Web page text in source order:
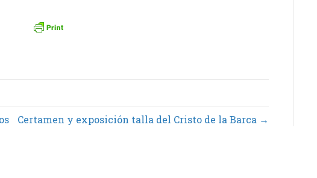
Certamen y exposición talla del Cristo de la Barca →